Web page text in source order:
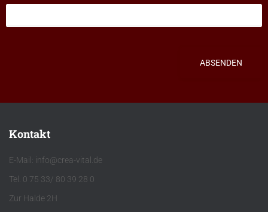
ABSENDEN
Kontakt
E-Mail: info@crea-vital.de
Tel. 0 75 33/ 80 39 28 0
Zur Halde 2H